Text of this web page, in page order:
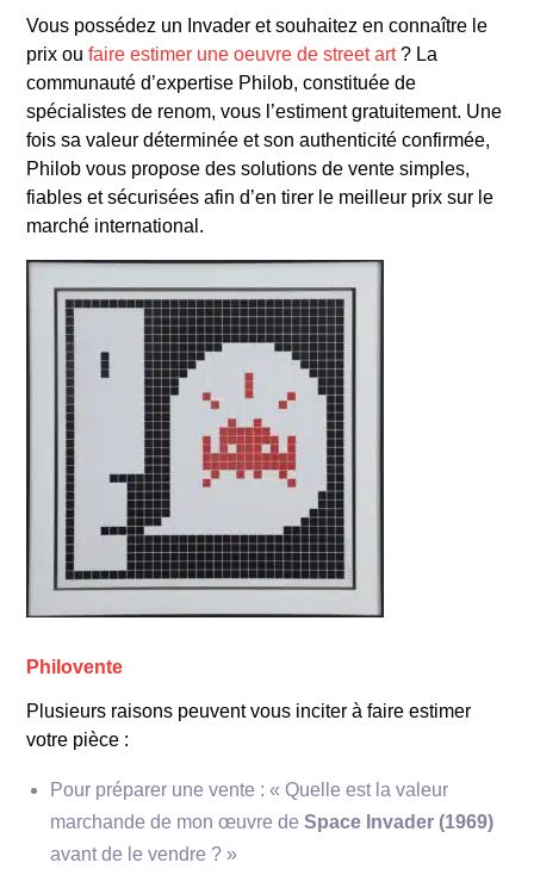
Vous possédez un Invader et souhaitez en connaître le
prix oufaire estimer une oeuvre de street art? La
communauté d’expertise Philob, constituée de
spécialistes de renom, vous l’estiment gratuitement. Une
fois sa valeur déterminée et son authenticité confirmée,
Philob vous propose des solutions de vente simples,
fiables et sécurisées afin d’en tirer le meilleur prix sur le
marché international.
Philovente
Plusieurs raisons peuvent vous inciter à faire estimer
votre pièce :
Pour préparer une vente : « Quelle est la valeur
marchande de mon œuvre deSpace Invader (1969)
avant de le vendre ? »